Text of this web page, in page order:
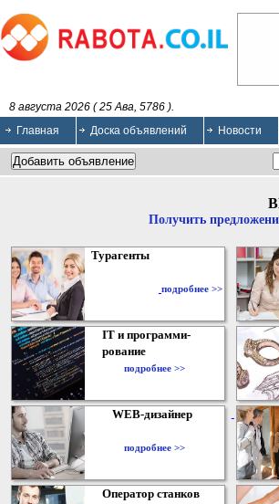
8 августа 2026 ( 25 Ава, 5786 ).
Главная
Доска объявлений Новости
Получить
Турагенты
подробнее >>
IT и программи-
рование
подробнее >>
WEB-дизайнер
подробнее >>
Оператор станков